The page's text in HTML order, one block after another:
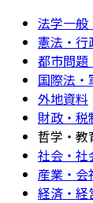
法学一般
憲法・行
都市問題
国際法・
外地資料
財政・税
哲学・教
社会・社
産業・会
経済・経